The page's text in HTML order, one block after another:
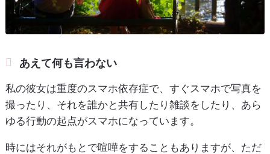
あえて何も言わない
私の彼女は重度のスマホ依存症で、すぐスマホで写真を
撮ったり、それを誰かと共有したり雑談をしたり、あら
ゆる行動の起点がスマホになっています。
時にはそれがもとで喧嘩をすることもありますが、ただ